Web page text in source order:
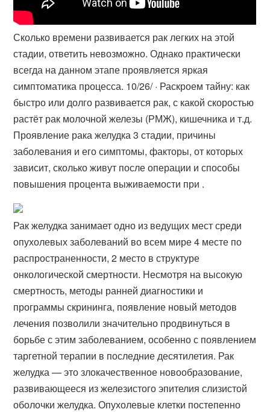
Сколько времени развивается рак легких на этой
стадии, ответить невозможно. Однако практически
всегда на данном этапе проявляется яркая
симптоматика процесса. 10/26/ · Раскроем тайну: как
быстро или долго развивается рак, с какой скоростью
растёт рак молочной железы (РМЖ), кишечника и т.д.
Проявление рака желудка 3 стадии, причины
заболевания и его симптомы, факторы, от которых
зависит, сколько живут после операции и способы
повышения процента выживаемости при .
Рак желудка занимает одно из ведущих мест среди
опухолевых заболеваний во всем мире 4 месте по
распространенности, 2 место в структуре
онкологической смертности. Несмотря на высокую
смертность, методы ранней диагностики и
программы скрининга, появление новый методов
лечения позволили значительно продвинуться в
борьбе с этим заболеванием, особенно с появлением
таргетной терапии в последние десятилетия. Рак
желудка — это злокачественное новообразование,
развивающееся из железистого эпителия слизистой
оболочки желудка. Опухолевые клетки постепенно